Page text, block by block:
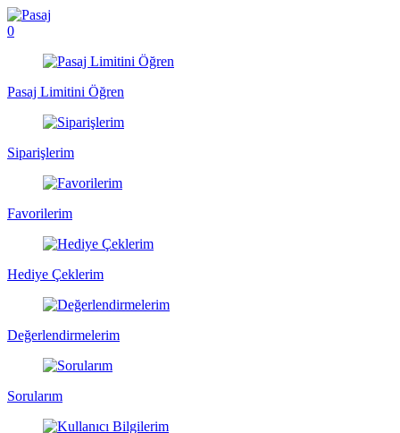
0
Pasaj Limitini Öğren
Siparişlerim
Favorilerim
Hediye Çeklerim
Değerlendirmelerim
Sorularım